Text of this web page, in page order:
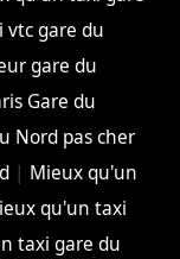
vtc gare du
gare du
Gare du
Nord pas cher
| Mieux qu'un
qu'un taxi
taxi gare du